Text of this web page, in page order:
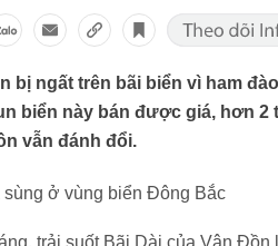
bị ngất trên bãi biển vì ham
biển này bán được giá, hơn
vẫn đánh đổi.
sùng ở vùng biển Đông Bắc
trải suốt Bãi Dài của Vân